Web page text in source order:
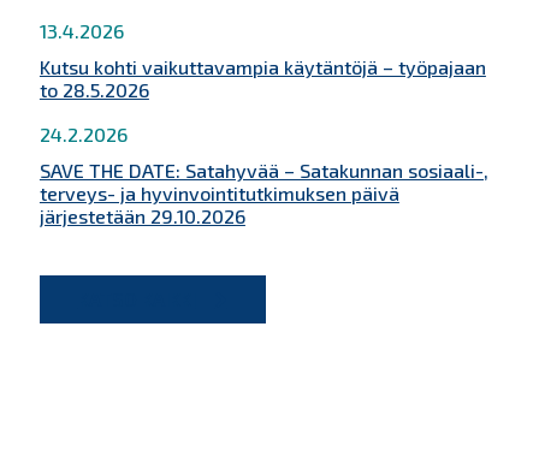
13.4.2026
Kutsu kohti vaikuttavampia käytäntöjä – työpajaan
to 28.5.2026
24.2.2026
SAVE THE DATE: Satahyvää – Satakunnan sosiaali-,
terveys- ja hyvinvointitutkimuksen päivä
järjestetään 29.10.2026